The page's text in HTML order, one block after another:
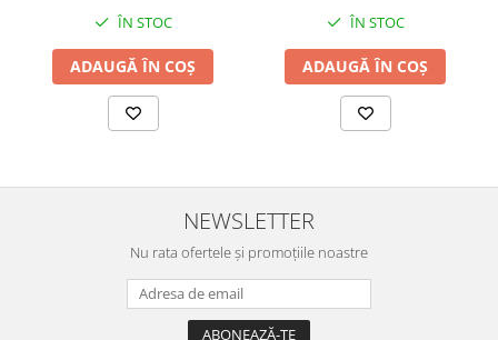
ÎN STOC
ADAUGĂ ÎN COȘ
ÎN STOC
ADAUGĂ ÎN COȘ
NEWSLETTER
Nu rata ofertele și promoțiile noastre